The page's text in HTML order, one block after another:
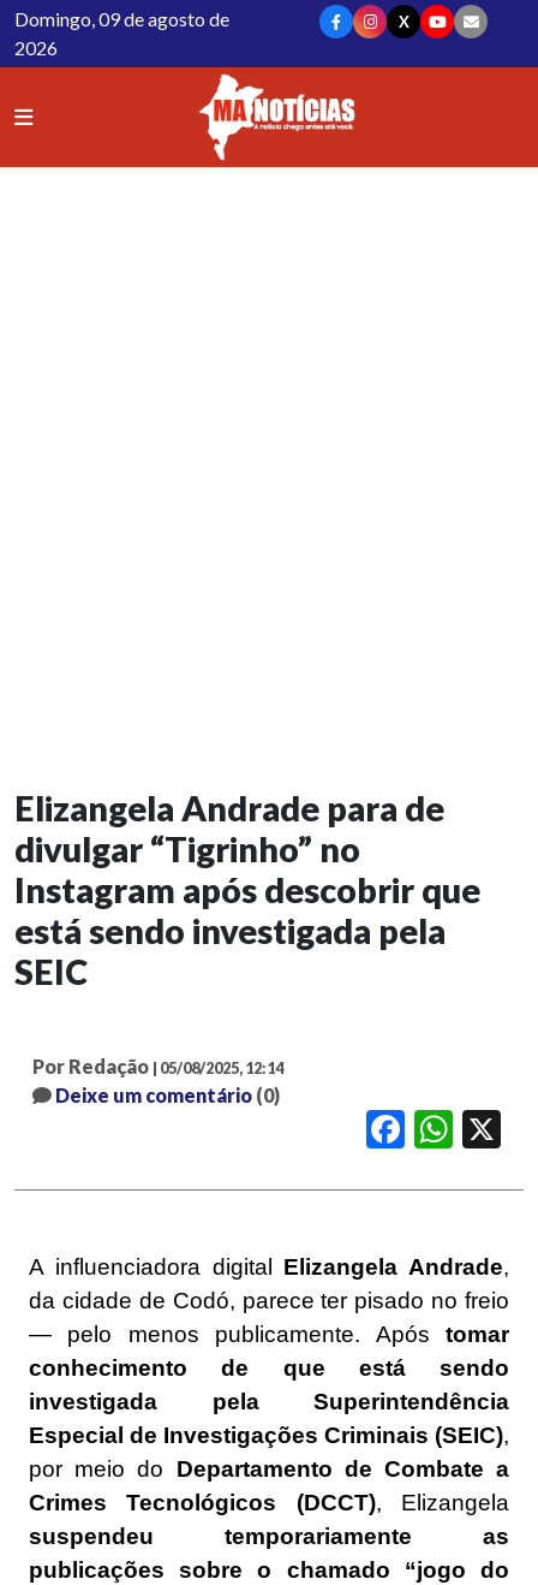
Domingo, 09 de agosto de
2026
X
Elizangela Andrade para de
divulgar “Tigrinho” no
Instagram após descobrir que
está sendo investigada pela
SEIC
Por Redação | 05/08/2025, 12:14
Deixe um comentário (0)
FacebookWhatsApp
A influenciadora digital Elizangela Andrade,
da cidade de Codó, parece ter pisado no freio
— pelo menos publicamente. Após tomar
conhecimento de que está sendo
investigada pela Superintendência
Especial de Investigações Criminais (SEIC),
por meio do Departamento de Combate a
Crimes Tecnológicos (DCCT), Elizangela
suspendeu temporariamente as
publicações sobre o chamado “jogo do